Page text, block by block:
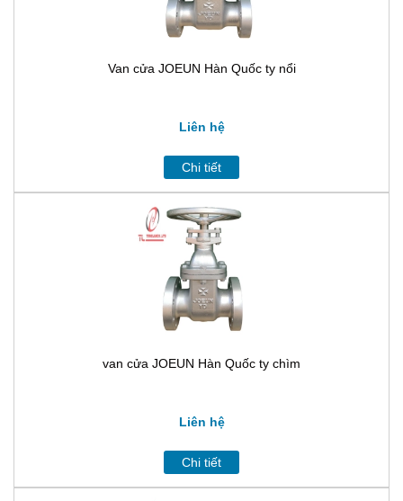
Van cửa JOEUN Hàn Quốc ty nổi
Liên hệ
Chi tiết
van cửa JOEUN Hàn Quốc ty chìm
Liên hệ
Chi tiết